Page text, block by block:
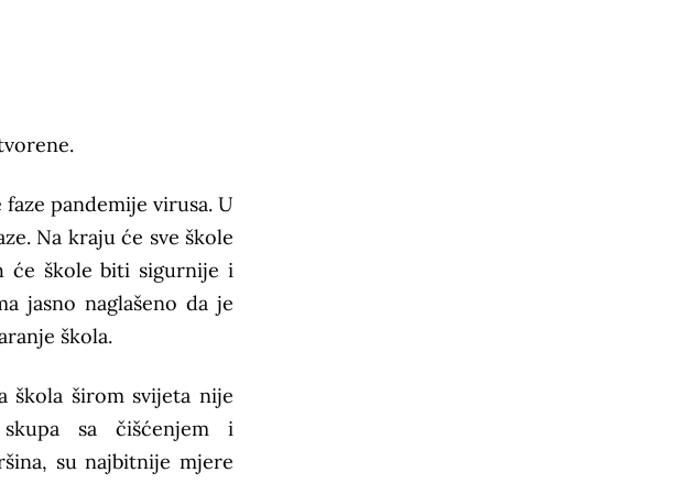
pandemije virusa. U
Na kraju će sve škole
će škole biti sigurnije i
jasno naglašeno da je
škola.
škola širom svijeta nije
sa čišćenjem i
su najbitnije mjere